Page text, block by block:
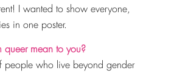
I wanted to show everyone,
in one poster.
queer mean to you?
who live beyond gender